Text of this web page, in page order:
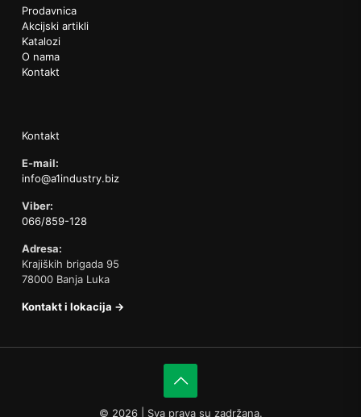
Prodavnica
Akcijski artikli
Katalozi
O nama
Kontakt
Kontakt
E-mail:
info@a1industry.biz
Viber:
066/859-128
Adresa:
Krajiških brigada 95
78000 Banja Luka
Kontakt i lokacija →
© 2026 | Sva prava su zadržana.